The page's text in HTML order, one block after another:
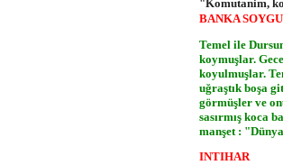
"Komutanim,
BANKA
Temel ile
koymuşlar.
koyulmuşlar.
uğraştık boşa
görmüşler ve
sasırmış koca
manşet :
INTIHAR